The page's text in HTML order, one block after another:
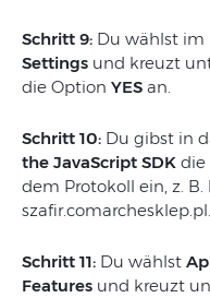
Schritt 9: Du wählst im
Settings und kreuzt
die Option YES an.
Schritt 10: Du gibst in
the JavaScript SDK die
dem Protokoll ein, z.
szafir.comarchesklep.pl.
Schritt 11: Du wählst
Features und kreuzt